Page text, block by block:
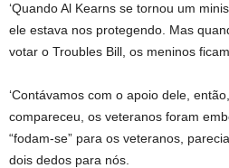
‘Quando Al Kearns se tornou um
ele estava nos protegendo. Mas
votar o Troubles Bill, os meninos
‘Contávamos com o apoio dele,
compareceu, os veteranos foram
“fodam-se” para os veteranos,
dois dedos para nós.